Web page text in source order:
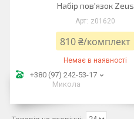
Набір пов'язок Zeus
z01620
810 ₴/комплект
Немає в наявності
+380 (97) 242-53-17
Микола